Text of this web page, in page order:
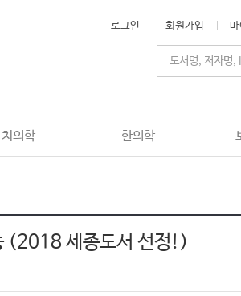
로그인 회원가입 마
치의학 한의학
(2018 세종도서 선정!)